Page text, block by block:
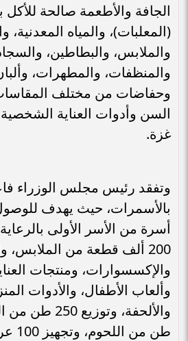
الجافة والأطعمة صالحة
(المعلبات)، والمياه المعدنية،
والملابس، والبطاطين،
والمنظفات، والمطهرات،
وحفاضات من مختلف
السن وأدوات العناية
غزة.
وتفقد رئيس مجلس الوزراء
أسرة من الأسر الأولى
200 ألف قطعة من الملابس،
والإكسسوارات، ومنتجات
وألعاب الأطفال، والأدوات
طن